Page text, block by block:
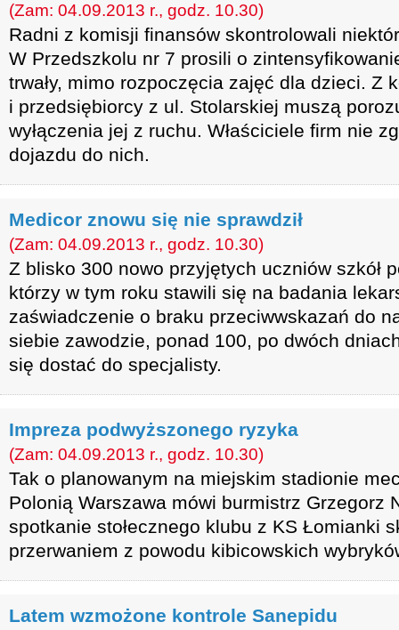
(Zam: 04.09.2013 r., godz. 10.30)
Radni z komisji finansów skontrolowali
W Przedszkolu nr 7 prosili o
trwały, mimo rozpoczęcia zajęć dla dzieci. Z
i przedsiębiorcy z ul. Stolarskiej muszą
wyłączenia jej z ruchu. Właściciele firm nie
dojazdu do nich.
Medicor znowu się nie sprawdził
(Zam: 04.09.2013 r., godz. 10.30)
Z blisko 300 nowo przyjętych uczniów szkół
którzy w tym roku stawili się na badania
zaświadczenie o braku przeciwwskazań do
siebie zawodzie, ponad 100, po dwóch
się dostać do specjalisty.
Impreza podwyższonego ryzyka
(Zam: 04.09.2013 r., godz. 10.30)
Tak o planowanym na miejskim stadionie
Polonią Warszawa mówi burmistrz Grzegorz
spotkanie stołecznego klubu z KS Łomianki
przerwaniem z powodu kibicowskich
Latem wzmożone kontrole Sanepidu